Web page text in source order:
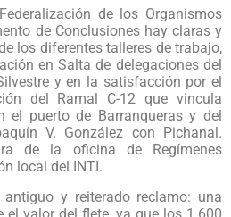
de los Organismos
de Conclusiones hay claras y
los diferentes talleres de trabajo,
en Salta de delegaciones del
y en la satisfacción por el
del Ramal C-12 que vincula
el puerto de Barranqueras y del
V. González con Pichanal.
de la oficina de Regímenes
local del INTI.
y reiterado reclamo: una